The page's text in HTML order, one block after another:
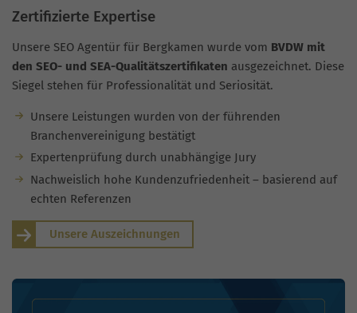
Zertifizierte Expertise
Unsere SEO Agentür für Bergkamen wurde vom BVDW mit
den SEO- und SEA-Qualitätszertifikaten ausgezeichnet. Diese
Siegel stehen für Professionalität und Seriosität.
Unsere Leistungen wurden von der führenden
Branchenvereinigung bestätigt
Expertenprüfung durch unabhängige Jury
Nachweislich hohe Kundenzufriedenheit – basierend auf
echten Referenzen
Unsere Auszeichnungen